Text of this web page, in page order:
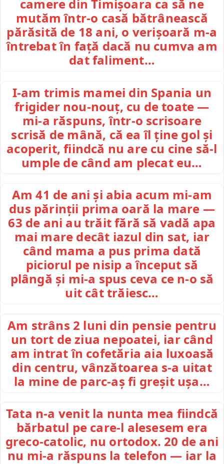
camere din Timișoara ca să ne
mutăm într-o casă bătrânească
părăsită de 18 ani, o verișoară m-a
întrebat în față dacă nu cumva am
dat faliment…
I-am trimis mamei din Spania un
frigider nou-nouț, cu de toate —
mi-a răspuns, într-o scrisoare
scrisă de mână, că ea îl ține gol și
acoperit, fiindcă nu are cu cine să-l
umple de când am plecat eu…
Am 41 de ani și abia acum mi-am
dus părinții prima oară la mare —
63 de ani au trăit fără să vadă apa
mai mare decât iazul din sat, iar
când mama a pus prima dată
piciorul pe nisip a început să
plângă și mi-a spus ceva ce n-o să
uit cât trăiesc…
Am strâns 2 luni din pensie pentru
un tort de ziua nepoatei, iar când
am intrat în cofetăria aia luxoasă
din centru, vânzătoarea s-a uitat
la mine de parc-aș fi greșit ușa…
Tata n-a venit la nunta mea fiindcă
bărbatul pe care-l alesesem era
greco-catolic, nu ortodox. 20 de ani
nu mi-a răspuns la telefon — iar la